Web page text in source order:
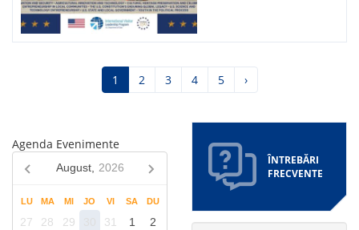
Pagina
curentă
1 Pagina
2 Pagina
3 Pagina
4 Pagina
5
Pagina
următoare
›
Agenda Evenimente
August, 2026
LU MA MI JO VI SA DU
27 28 29 31 1
2
ÎNTREBĂRI
FRECVENTE